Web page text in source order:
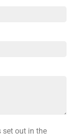
set out in the